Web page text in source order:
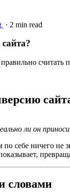
· 2 min read
ли он
себе ничего не
словами